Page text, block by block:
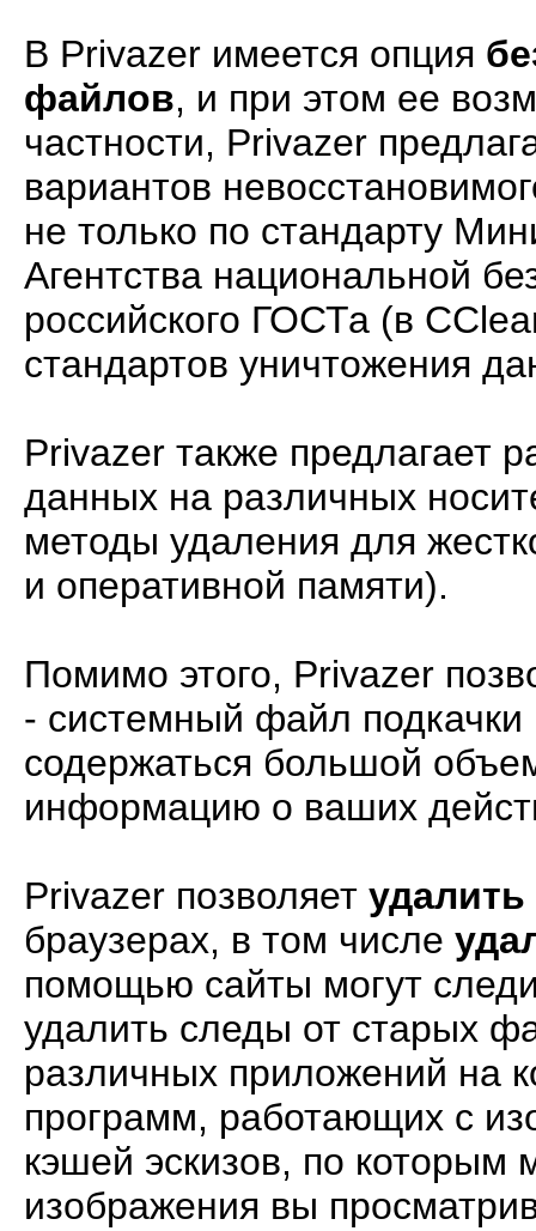
В Privazer имеется опция
файлов, и при этом ее
частности, Privazer
вариантов
не только по стандарту
Агентства национальной
российского ГОСТа (в
стандартов уничтожения
Privazer также предлагает
данных на различных
методы удаления для
и оперативной памяти).
Помимо этого, Privazer
- системный файл
содержаться большой
информацию о ваших
Privazer позволяет
браузерах, в том числе
помощью сайты могут
удалить следы от старых
различных приложений на
программ, работающих с
кэшей эскизов, по которым
изображения вы